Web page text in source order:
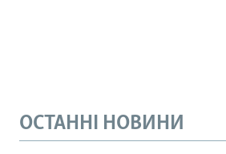
ОСТАННІ НОВИНИ